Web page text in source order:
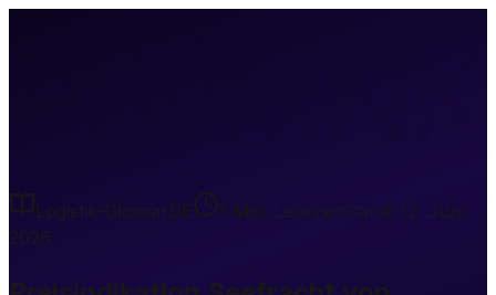
Logistik-GlossarDE 1 Min. LesezeitStand: 12. Juni
2026